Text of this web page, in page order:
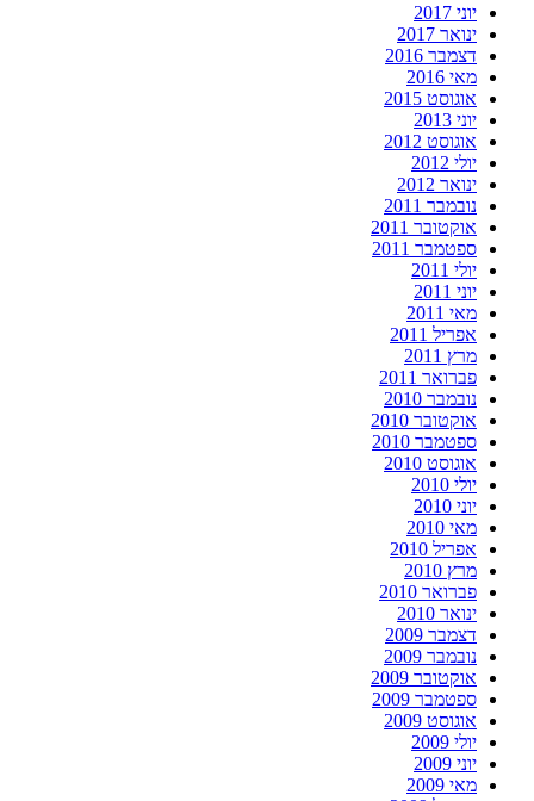
יוני 2017
ינואר 2017
דצמבר 2016
מאי 2016
אוגוסט 2015
יוני 2013
אוגוסט 2012
יולי 2012
ינואר 2012
נובמבר 2011
אוקטובר 2011
ספטמבר 2011
יולי 2011
יוני 2011
מאי 2011
אפריל 2011
מרץ 2011
פברואר 2011
נובמבר 2010
אוקטובר 2010
ספטמבר 2010
אוגוסט 2010
יולי 2010
יוני 2010
מאי 2010
אפריל 2010
מרץ 2010
פברואר 2010
ינואר 2010
דצמבר 2009
נובמבר 2009
אוקטובר 2009
ספטמבר 2009
אוגוסט 2009
יולי 2009
יוני 2009
מאי 2009